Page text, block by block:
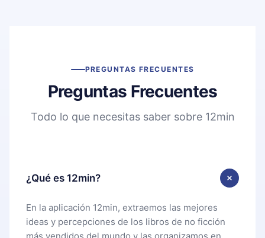
PREGUNTAS FRECUENTES
Preguntas Frecuentes
Todo lo que necesitas saber sobre 12min
¿Qué es 12min?
En la aplicación 12min, extraemos las mejores
ideas y percepciones de los libros de no ficción